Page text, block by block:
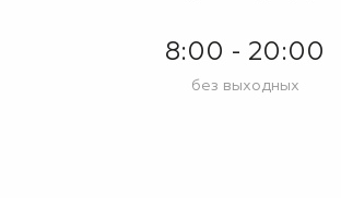
8:00 - 20:00
без выходных